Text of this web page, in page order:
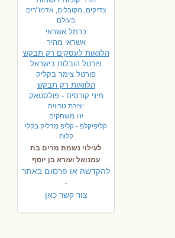
צדיקים, מקובלים, אדמו"רים
בעולם
כרמל אשראי
אשראי מהיר
הלוואות לעסקים רק תבקש
פורטל הובלות בישראל
פורטל צימר בקליק
הלוואות רק תבקש
מיני קורסים - פולסטאק
יצירת טריויה
יויו משחקים
קליפיקלפ - קליפ מדליק בקלי
קלות
לעילוי נשמת מרים בת
עמנואל ועזרא בן יוסף
להקדשה או פרסום באתר
-
צור קשר כאן